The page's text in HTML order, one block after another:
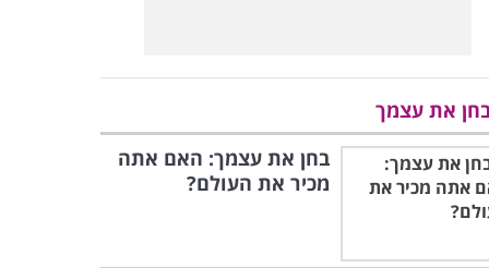
את עצמך
בחן את עצמך: האם אתה
מכיר את העולם?